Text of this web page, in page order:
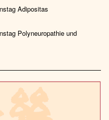
Adipositas
Polyneuropathie und